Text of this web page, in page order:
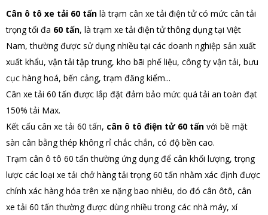
Cân ô tô xe tải 60 tấn là trạm cân xe tải điện tử có mức cân tải
trọng tối đa 60 tấn, là trạm xe tải điện tử thông dụng tại Việt
Nam, thường được sử dụng nhiều tại các doanh nghiệp sản xuất
xuất khẩu, vận tải tập trung, kho bãi phế liệu, công ty vận tải, bưu
cục hàng hoá, bến cảng, trạm đăng kiểm...
Cân xe tải 60 tấn được lắp đặt đảm bảo mức quá tải an toàn đạt
150% tải Max.
Kết cấu cân xe tải 60 tấn, cân ô tô điện tử 60 tấn với bề mặt
sàn cân bằng thép không rỉ chắc chắn, có độ bền cao.
Trạm cân ô tô 60 tấn thường ứng dụng để cân khối lượng, trọng
lược các loại xe tải chở hàng tải trọng 60 tấn nhằm xác định được
chính xác hàng hóa trên xe nặng bao nhiêu, do đó cân ôtô, cân
xe tải 60 tấn thường được dùng nhiều trong các nhà máy, xí